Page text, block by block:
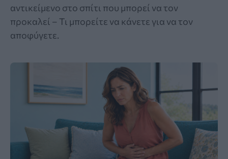
αντικείμενο στο σπίτι που μπορεί να τον
προκαλεί – Τι μπορείτε να κάνετε για να τον
αποφύγετε.